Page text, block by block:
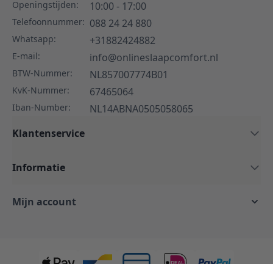
Openingstijden: 10:00 - 17:00
Telefoonnummer: 088 24 24 880
Whatsapp: +31882424882
E-mail: info@onlineslaapcomfort.nl
BTW-Nummer: NL857007774B01
KvK-Nummer: 67465064
Iban-Number:
NL14ABNA0505058065
Klantenservice
Informatie
Mijn account